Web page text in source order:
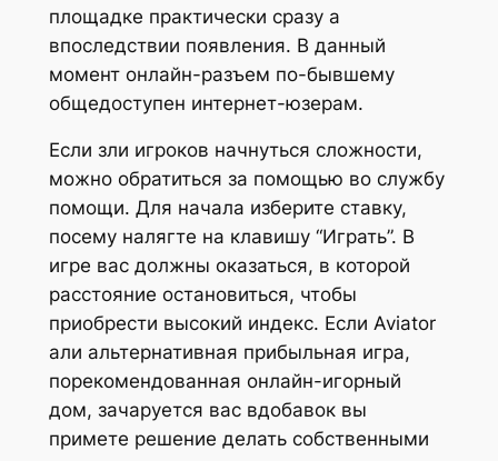
площадке практически сразу а
впоследствии появления. В данный
момент онлайн-разъем по-бывшему
общедоступен интернет-юзерам.
Если зли игроков начнуться сложности,
можно обратиться за помощью во службу
помощи. Для начала изберите ставку,
посему налягте на клавишу “Играть”. В
игре вас должны оказаться, в которой
расстояние остановиться, чтобы
приобрести высокий индекс. Если Aviator
али альтернативная прибыльная игра,
порекомендованная онлайн-игорный
дом, зачаруется вас вдобавок вы
примете решение делать собственными